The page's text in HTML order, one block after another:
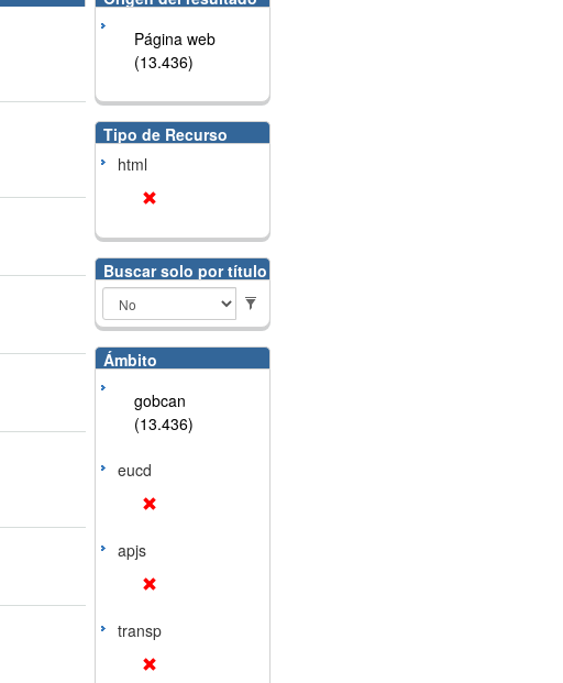
Página web
(13.436)
Tipo de Recurso
html
Buscar solo por título
Ámbito
gobcan
(13.436)
eucd
apjs
transp